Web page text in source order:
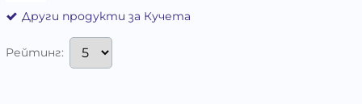
Други продукти за Кучета
Рейтинг: